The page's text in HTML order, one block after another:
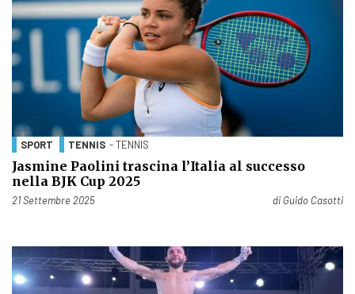
SPORT TENNIS - TENNIS
Jasmine Paolini trascina l’Italia al successo
nella BJK Cup 2025
Pubblicato il
21 Settembre 2025 di Guido Casotti